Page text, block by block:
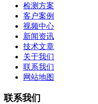
检测方案
客户案例
视频中心
新闻资讯
技术文章
关于我们
联系我们
网站地图
联系我们